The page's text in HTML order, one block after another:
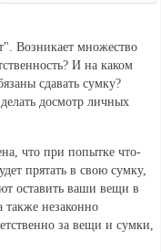
Возникает множество
И на каком
сдавать сумку?
досмотр личных
что при попытке что-
прятать в свою сумку,
оставить ваши вещи в
также незаконно
за вещи и сумки,